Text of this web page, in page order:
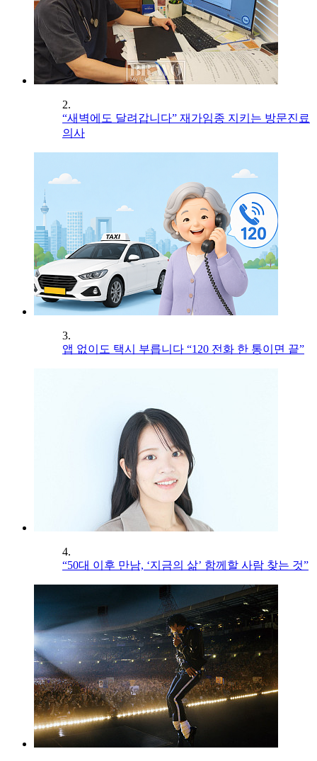
2.
“새벽에도 달려갑니다” 재가임종 지키는 방문진료
의사
3.
앱 없이도 택시 부릅니다 “120 전화 한 통이면 끝”
4.
“50대 이후 만남, ‘지금의 삶’ 함께할 사람 찾는 것”